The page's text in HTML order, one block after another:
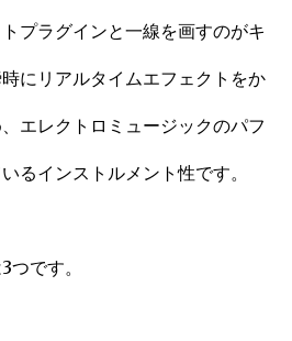
プラグインと一線を画すのがキ
にリアルタイムエフェクトをか
エレクトロミュージックのパフ
るインストルメント性です。
です。